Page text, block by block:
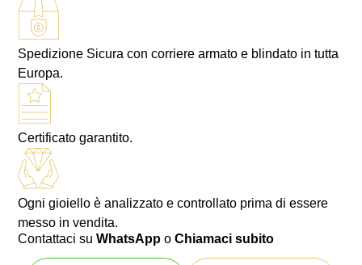
Spedizione Sicura con corriere armato e blindato in tutta
Europa.
Certificato garantito.
Ogni gioiello è analizzato e controllato prima di essere
messo in vendita.
Contattaci suWhatsApp oChiamaci subito